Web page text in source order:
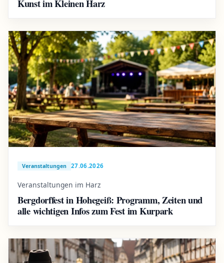
Kunst im Kleinen Harz
Veranstaltungen 27.06.2026
Veranstaltungen im Harz
Bergdorffest in Hohegeiß: Programm, Zeiten und
alle wichtigen Infos zum Fest im Kurpark